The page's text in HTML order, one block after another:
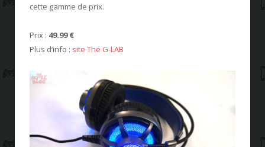
cette gamme de prix.
Prix : 49.99 €
Plus d’info : site The G-LAB